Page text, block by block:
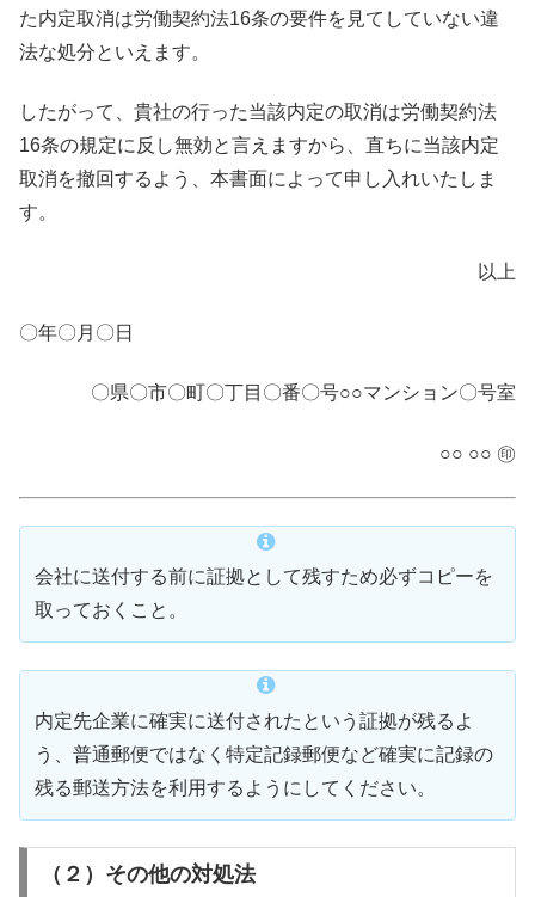
た内定取消は労働契約法16条の要件を見てしていない違
法な処分といえます。
したがって、貴社の行った当該内定の取消は労働契約法
16条の規定に反し無効と言えますから、直ちに当該内定
取消を撤回するよう、本書面によって申し入れいたしま
す。
以上
〇年〇月〇日
〇県〇市〇町〇丁目〇番〇号○○マンション〇号室
○○ ○○ ㊞
会社に送付する前に証拠として残すため必ずコピーを
取っておくこと。
内定先企業に確実に送付されたという証拠が残るよ
う、普通郵便ではなく特定記録郵便など確実に記録の
残る郵送方法を利用するようにしてください。
（２）その他の対処法